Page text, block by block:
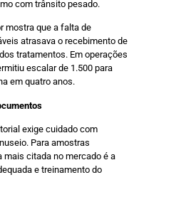
com trânsito pesado.
mostra que a falta de
atrasava o recebimento de
tratamentos. Em operações
escalar de 1.500 para
em quatro anos.
exige cuidado com
Para amostras
mais citada no mercado é a
e treinamento do